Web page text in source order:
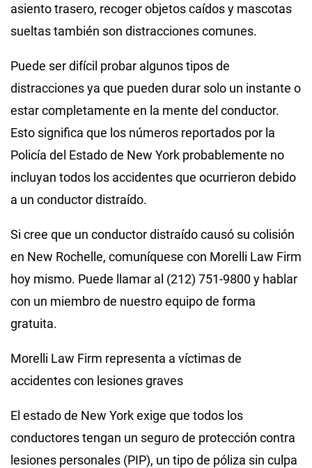
asiento trasero, recoger objetos caídos y mascotas
sueltas también son distracciones comunes.
Puede ser difícil probar algunos tipos de
distracciones ya que pueden durar solo un instante o
estar completamente en la mente del conductor.
Esto significa que los números reportados por la
Policía del Estado de New York probablemente no
incluyan todos los accidentes que ocurrieron debido
a un conductor distraído.
Si cree que un conductor distraído causó su colisión
en New Rochelle, comuníquese con Morelli Law Firm
hoy mismo. Puede llamar al (212) 751-9800 y hablar
con un miembro de nuestro equipo de forma
gratuita.
Morelli Law Firm representa a víctimas de
accidentes con lesiones graves
El estado de New York exige que todos los
conductores tengan un seguro de protección contra
lesiones personales (PIP), un tipo de póliza sin culpa